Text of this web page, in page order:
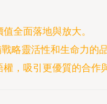
全面落地與放大。
略靈活性和生命力的品
，吸引更優質的合作